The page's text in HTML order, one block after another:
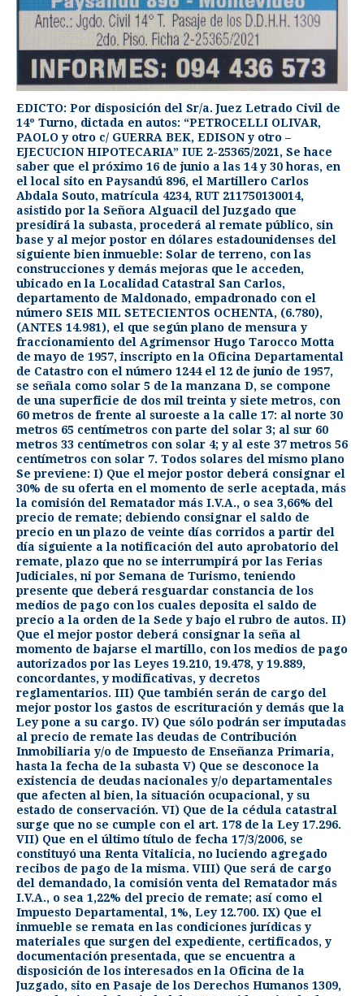
EDICTO: Por disposición del Sr/a. Juez Letrado Civil de
14º Turno, dictada en autos: “PETROCELLI OLIVAR,
PAOLO y otro c/ GUERRA BEK, EDISON y otro –
EJECUCION HIPOTECARIA” IUE 2-25365/2021, Se hace
saber que el próximo 16 de junio a las 14 y 30 horas, en
el local sito en Paysandú 896, el Martillero Carlos
Abdala Souto, matrícula 4234, RUT 211750130014,
asistido por la Señora Alguacil del Juzgado que
presidirá la subasta, procederá al remate público, sin
base y al mejor postor en dólares estadounidenses del
siguiente bien inmueble: Solar de terreno, con las
construcciones y demás mejoras que le acceden,
ubicado en la Localidad Catastral San Carlos,
departamento de Maldonado, empadronado con el
número SEIS MIL SETECIENTOS OCHENTA, (6.780),
(ANTES 14.981), el que según plano de mensura y
fraccionamiento del Agrimensor Hugo Tarocco Motta
de mayo de 1957, inscripto en la Oficina Departamental
de Catastro con el número 1244 el 12 de junio de 1957,
se señala como solar 5 de la manzana D, se compone
de una superficie de dos mil treinta y siete metros, con
60 metros de frente al suroeste a la calle 17: al norte 30
metros 65 centímetros con parte del solar 3; al sur 60
metros 33 centímetros con solar 4; y al este 37 metros 56
centímetros con solar 7. Todos solares del mismo plano
Se previene: I) Que el mejor postor deberá consignar el
30% de su oferta en el momento de serle aceptada, más
la comisión del Rematador más I.V.A., o sea 3,66% del
precio de remate; debiendo consignar el saldo de
precio en un plazo de veinte días corridos a partir del
día siguiente a la notificación del auto aprobatorio del
remate, plazo que no se interrumpirá por las Ferias
Judiciales, ni por Semana de Turismo, teniendo
presente que deberá resguardar constancia de los
medios de pago con los cuales deposita el saldo de
precio a la orden de la Sede y bajo el rubro de autos. II)
Que el mejor postor deberá consignar la seña al
momento de bajarse el martillo, con los medios de pago
autorizados por las Leyes 19.210, 19.478, y 19.889,
concordantes, y modificativas, y decretos
reglamentarios. III) Que también serán de cargo del
mejor postor los gastos de escrituración y demás que la
Ley pone a su cargo. IV) Que sólo podrán ser imputadas
al precio de remate las deudas de Contribución
Inmobiliaria y/o de Impuesto de Enseñanza Primaria,
hasta la fecha de la subasta V) Que se desconoce la
existencia de deudas nacionales y/o departamentales
que afecten al bien, la situación ocupacional, y su
estado de conservación. VI) Que de la cédula catastral
surge que no se cumple con el art. 178 de la Ley 17.296.
VII) Que en el último título de fecha 17/3/2006, se
constituyó una Renta Vitalicia, no luciendo agregado
recibos de pago de la misma. VIII) Que será de cargo
del demandado, la comisión venta del Rematador más
I.V.A., o sea 1,22% del precio de remate; así como el
Impuesto Departamental, 1%, Ley 12.700. IX) Que el
inmueble se remata en las condiciones jurídicas y
materiales que surgen del expediente, certificados, y
documentación presentada, que se encuentra a
disposición de los interesados en la Oficina de la
Juzgado, sito en Pasaje de los Derechos Humanos 1309,